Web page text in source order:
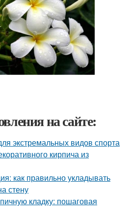
на сайте:
экстремальных видов спорта
кирпича из
как правильно укладывать
стену
кладку: пошаговая